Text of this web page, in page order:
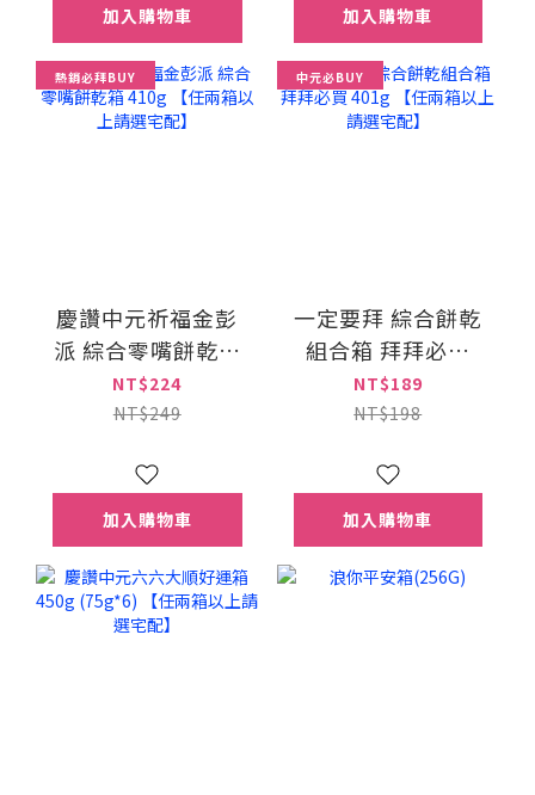
加入購物車 加入購物車
熱銷必拜BUY
慶讚中元祈福金彭
派 綜合零嘴餅乾箱
410g 【任兩箱以上
請選宅配】
NT$224
NT$249
加入購物車
中元必BUY
一定要拜 綜合餅乾
組合箱 拜拜必買
401g 【任兩箱以上
請選宅配】
NT$189
NT$198
加入購物車